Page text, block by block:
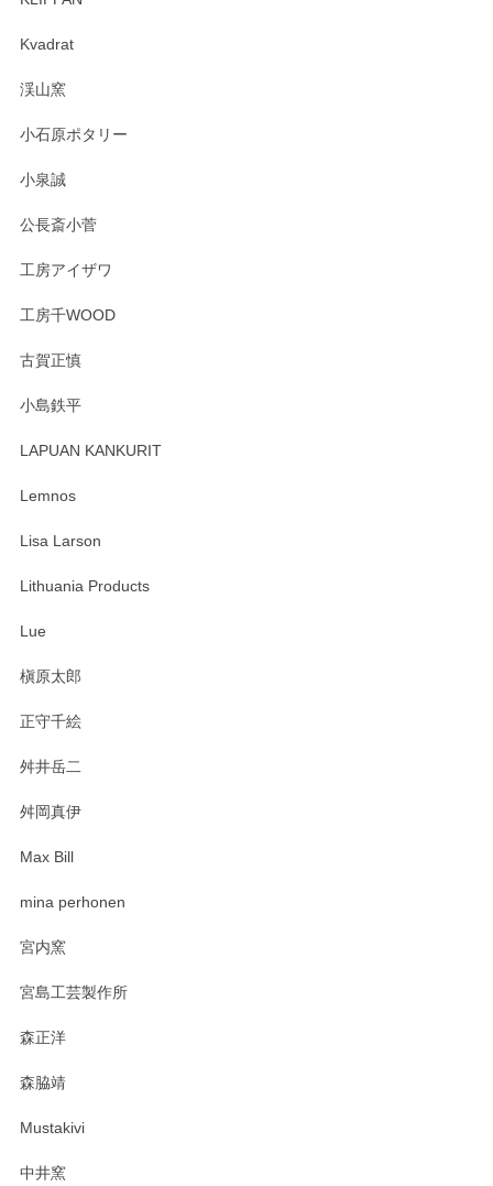
淡いグリーンのカラーがとても可愛いです❤️ ありがとうござ
す。 素敵な湯呑みでとても気に入りました。 発送も早く、
たm(_)m
います。無事に届いたようで安心いたしまし
おかけしました。 ありがとうございます。
Kvadrat
渓山窯
小石原ポタリー
小泉誠
公長斎小菅
工房アイザワ
工房千WOOD
古賀正慎
小島鉄平
LAPUAN KANKURIT
Lemnos
Lisa Larson
Lithuania Products
Lue
槇原太郎
正守千絵
舛井岳二
舛岡真伊
Max Bill
mina perhonen
宮内窯
宮島工芸製作所
森正洋
森脇靖
Mustakivi
中井窯